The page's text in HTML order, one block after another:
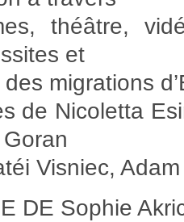
théâtre,
et
migrations
de Nicoletta
Visniec,
DE Sophie